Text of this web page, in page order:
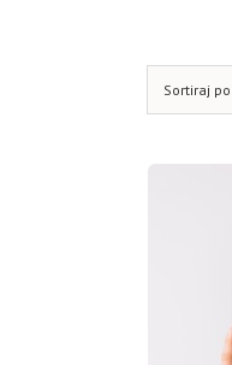
Sortiraj po